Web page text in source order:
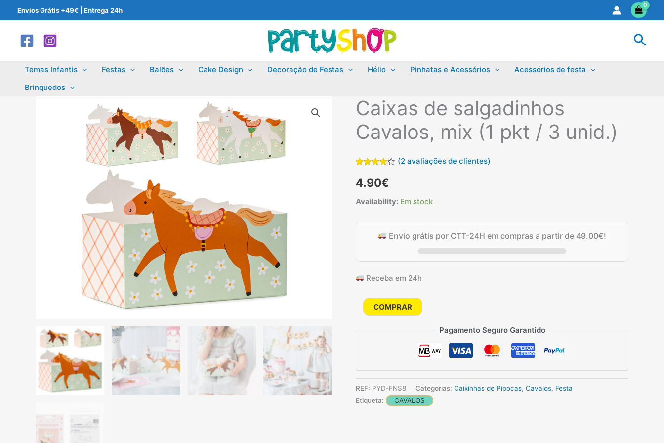
to
content
Envios Grátis +49€ | Entrega 24h
Temas Infantis Festas Balões Cake Design Decoração de Festas Hélio Pinhatas e Acessórios
Acessórios de festa
Brinquedos
Caixas de salgadinhos
Cavalos, mix (1 pkt / 3 unid.)
com4.00
em 5 com
classificações
(2 avaliações de clientes)
4.90€
Availability: Em stock
Envio grátis por CTT-24H em compras a partir de 49.00€!
Receba em 24h
Quantidade
Caixas
Cavalos,
mix
(1
COMPRAR
Pagamento Seguro Garantido
REF: PYD-FNS8 Categorias: Caixinhas de Pipocas, Cavalos, Festa
Etiqueta:
CAVALOS